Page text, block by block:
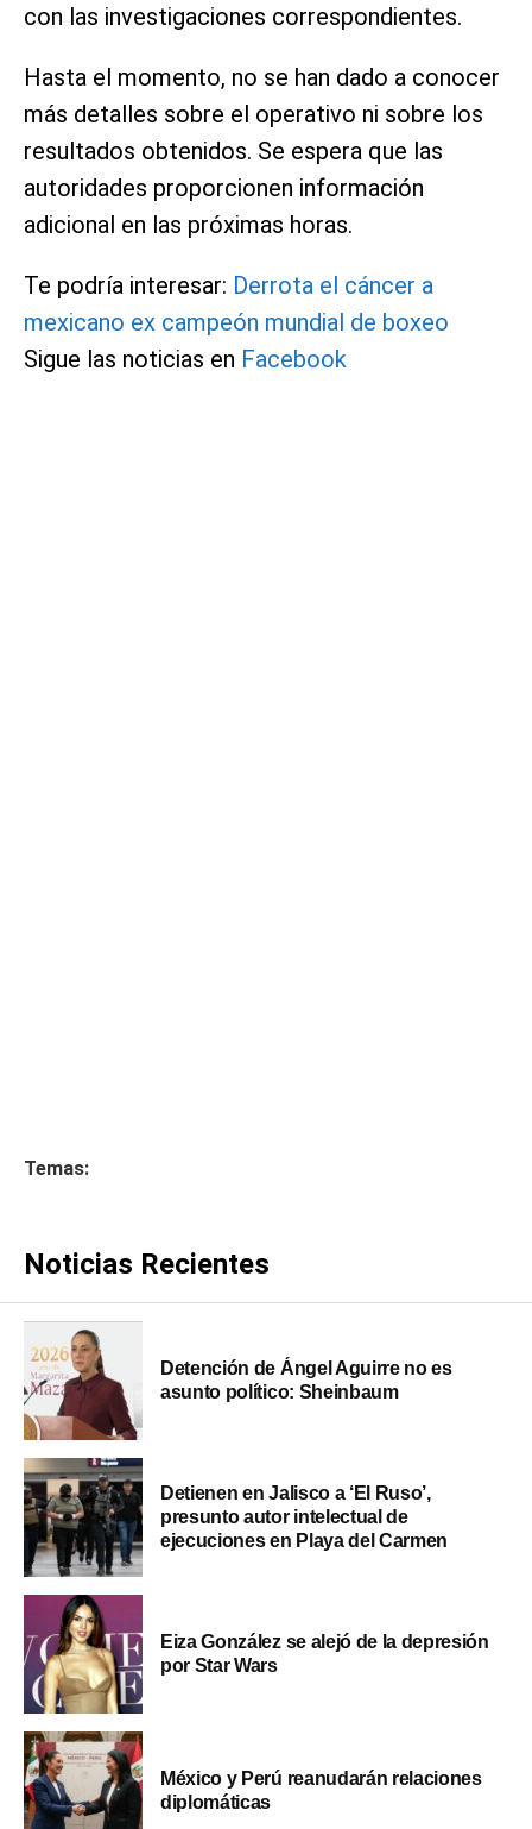
con las investigaciones correspondientes.
Hasta el momento, no se han dado a conocer
más detalles sobre el operativo ni sobre los
resultados obtenidos. Se espera que las
autoridades proporcionen información
adicional en las próximas horas.
Te podría interesar: Derrota el cáncer a
mexicano ex campeón mundial de boxeo
Sigue las noticias en Facebook
Temas:
Noticias Recientes
Detención de Ángel Aguirre no es
asunto político: Sheinbaum
Detienen en Jalisco a ‘El Ruso’,
presunto autor intelectual de
ejecuciones en Playa del Carmen
Eiza González se alejó de la depresión
por Star Wars
México y Perú reanudarán relaciones
diplomáticas